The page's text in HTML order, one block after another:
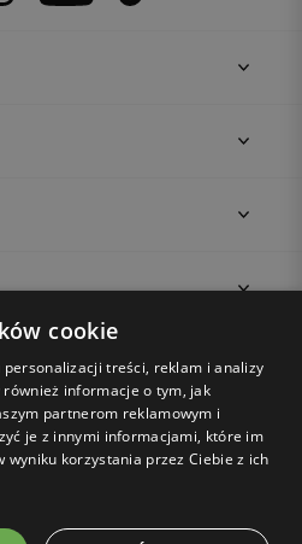
Ustawienia plików cookies
cookie
treści, reklam i analizy
informacje o tym, jak
partnerom reklamowym i
je z innymi informacjami, które im
wyniku korzystania przez Ciebie z ich